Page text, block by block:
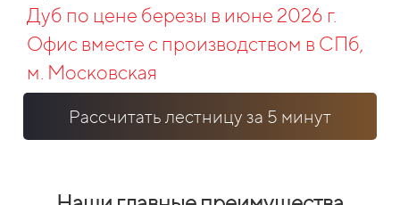
Дуб по цене березы в июне 2026 г.
Офис вместе с производством в СПб,
м. Московская
Рассчитать лестницу за 5 минут